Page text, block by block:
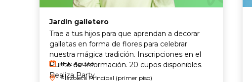
Jardín galletero
Trae a tus hijos para que aprendan a decorar
galletas en forma de flores para celebrar
nuestra mágica tradición. Inscripciones en el
Punto de Información. 20 cupos disponibles.
Realiza Party.
11 de Agosto
Plazoleta Principal (primer piso)